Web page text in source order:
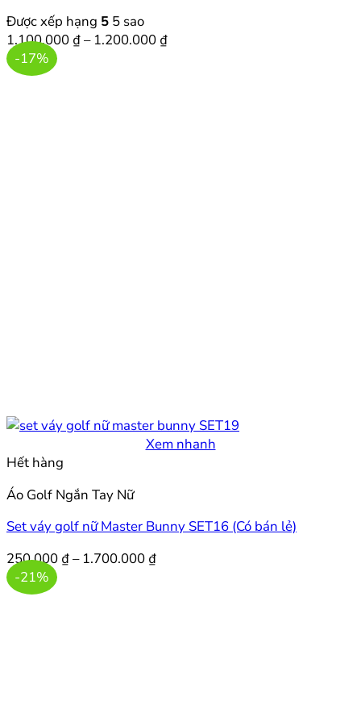
Được xếp hạng 5 5 sao
1.100.000 ₫– 1.200.000 ₫Khoảng
-17%
Xem nhanh
Hết hàng
Áo Golf Ngắn Tay Nữ
Set váy golf nữ Master Bunny SET16 (Có bán lẻ)
250.000 ₫– 1.700.000 ₫Khoảng
-21%